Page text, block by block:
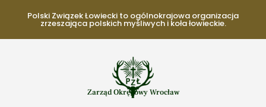
Polski Związek Łowiecki to ogólnokrajowa organizacja
zrzeszająca polskich myśliwych i koła łowieckie.
Zarząd Okręgowy Wrocław